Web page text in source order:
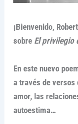
¡Bienvenido,
sobre El privilegio
En este nuevo
a través de versos
amor, las
autoestima…